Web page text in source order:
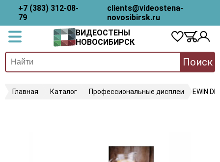
+7 (383) 312-08-
79
clients@videostena-
novosibirsk.ru
ВИДЕОСТЕНЫ
НОВОСИБИРСК
Поиск
Главная Каталог Профессиональные дисплеи EWIN